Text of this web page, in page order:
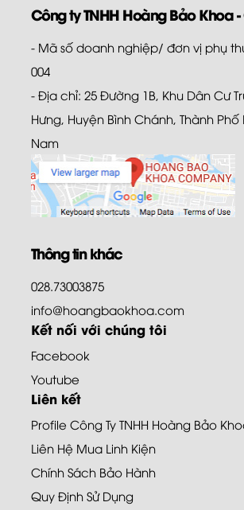
Công ty TNHH Hoàng Bảo Khoa
- Mã số doanh nghiệp/ đơn vị phụ
004
- Địa chỉ: 25 Đường 1B, Khu Dân Cư
Hưng, Huyện Bình Chánh, Thành
Nam
Thông tin khác
028.73003875
info@hoangbaokhoa.com
Kết nối với chúng tôi
Facebook
Youtube
Liên kết
Profile Công Ty TNHH Hoàng Bảo
Liên Hệ Mua Linh Kiện
Chính Sách Bảo Hành
Quy Định Sử Dụng